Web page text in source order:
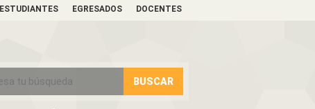
ESTUDIANTES EGRESADOS DOCENTES